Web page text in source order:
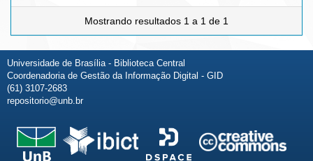
Mostrando resultados 1 a 1 de 1
Universidade de Brasília - Biblioteca Central
Coordenadoria de Gestão da Informação Digital - GID
(61) 3107-2683
repositorio@unb.br